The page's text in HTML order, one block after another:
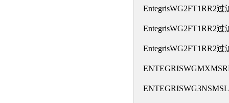
EntegrisWG2FT1RR2过
EntegrisWG2FT1RR2过
EntegrisWG2FT1RR2过